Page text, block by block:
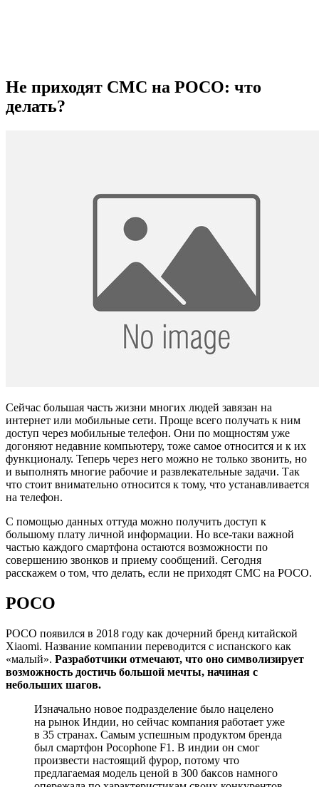
Не приходят СМС на РОСО: что
делать?
Сейчас большая часть жизни многих людей завязан на
интернет или мобильные сети. Проще всего получать к ним
доступ через мобильные телефон. Они по мощностям уже
догоняют недавние компьютеру, тоже самое относится и к их
функционалу. Теперь через него можно не только звонить, но
и выполнять многие рабочие и развлекательные задачи. Так
что стоит внимательно относится к тому, что устанавливается
на телефон.
С помощью данных оттуда можно получить доступ к
большому плату личной информации. Но все-таки важной
частью каждого смартфона остаются возможности по
совершению звонков и приему сообщений. Сегодня
расскажем о том, что делать, если не приходят СМС на РОСО.
POCO
POCO появился в 2018 году как дочерний бренд китайской
Xiaomi. Название компании переводится с испанского как
«малый». Разработчики отмечают, что оно символизирует
возможность достичь большой мечты, начиная с
небольших шагов.
Изначально новое подразделение было нацелено
на рынок Индии, но сейчас компания работает уже
в 35 странах. Самым успешным продуктом бренда
был смартфон Pocophone F1. В индии он смог
произвести настоящий фурор, потому что
предлагаемая модель ценой в 300 баксов намного